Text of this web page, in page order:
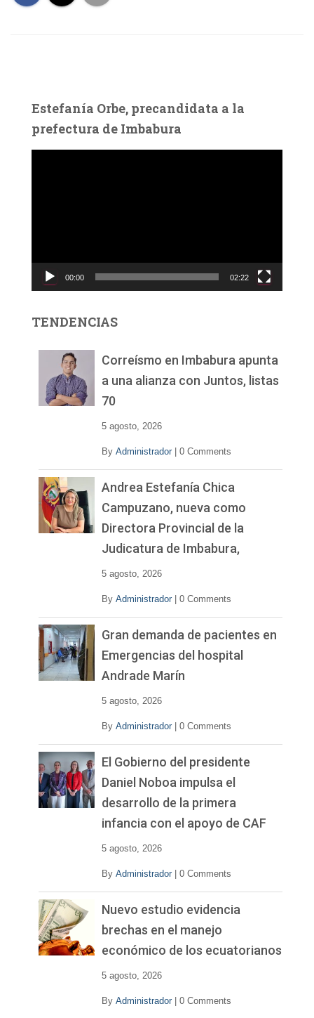
Estefanía Orbe, precandidata a la
prefectura de Imbabura
c
d
00:00 02:22
TENDENCIAS
Correísmo en Imbabura apunta
a una alianza con Juntos, listas
70
5 agosto, 2026
By Administrador 0 Comments
Andrea Estefanía Chica
Campuzano, nueva como
Directora Provincial de la
Judicatura de Imbabura,
5 agosto, 2026
By Administrador 0 Comments
Gran demanda de pacientes en
Emergencias del hospital
Andrade Marín
5 agosto, 2026
By Administrador 0 Comments
El Gobierno del presidente
Daniel Noboa impulsa el
desarrollo de la primera
infancia con el apoyo de CAF
5 agosto, 2026
By Administrador 0 Comments
Nuevo estudio evidencia
brechas en el manejo
económico de los ecuatorianos
5 agosto, 2026
By Administrador 0 Comments